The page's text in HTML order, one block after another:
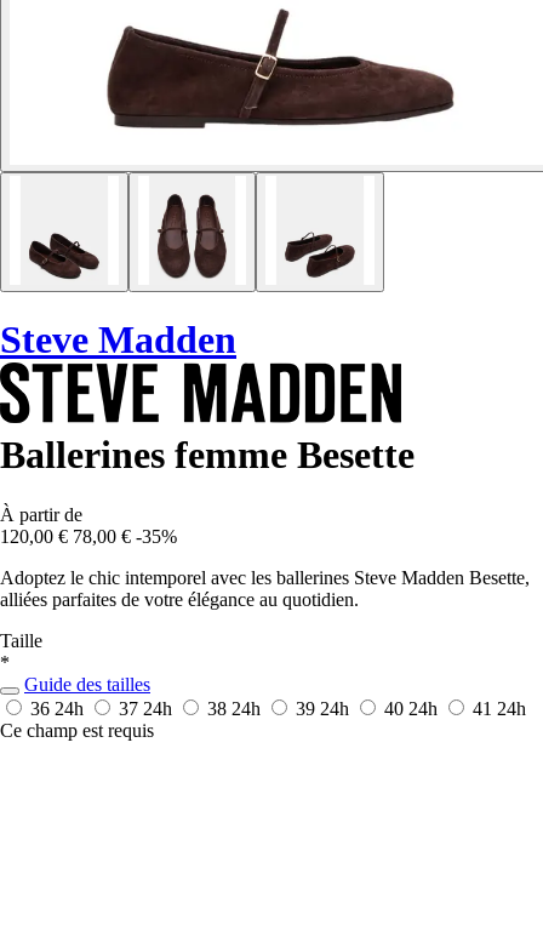
Steve Madden
Ballerines femme Besette
À partir de
120,00 € 78,00 € -35%
Adoptez le chic intemporel avec les ballerines Steve Madden Besette,
alliées parfaites de votre élégance au quotidien.
Taille
*
Guide des tailles
36 24h 37 24h 38 24h 39 24h 40 24h 41 24h
Ce champ est requis